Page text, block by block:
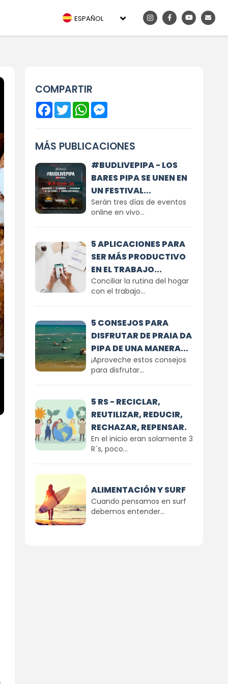
ESPAÑOL
COMPARTIR
Facebook
TwitterWhatsAppMessenger
MÁS PUBLICACIONES
#BUDLIVEPIPA - LOS
BARES PIPA SE UNEN EN
UN FESTIVAL...
Serán tres días de eventos
online en vivo...
5 APLICACIONES PARA
SER MÁS PRODUCTIVO
EN EL TRABAJO...
Conciliar la rutina del hogar
con el trabajo...
5 CONSEJOS PARA
DISFRUTAR DE PRAIA DA
PIPA DE UNA MANERA...
¡Aproveche estos consejos
para disfrutar...
5 RS - RECICLAR,
REUTILIZAR, REDUCIR,
RECHAZAR, REPENSAR.
En el inicio eran solamente 3
R´s, poco...
ALIMENTACIÓN Y SURF
Cuando pensamos en surf
debemos entender...